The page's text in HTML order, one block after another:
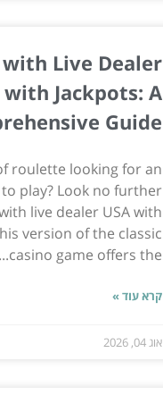
Live Dealer
with Jackpots: A
Guide
roulette looking for an
play? Look no further
live dealer USA with
version of the classic
casino game offers the...
קרא עוד »
אוג 04, 2026